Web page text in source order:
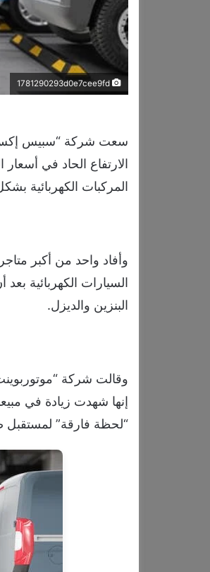
1781290293d0e7cee9fd
الارتفاع الحاد في
المركبات الكهربائية
وأفاد واحد من أكبر
السيارات الكهربائية بعد
البنزين والديزل.
وقالت شركة
إنها شهدت زيادة في
“لحظة فارقة” لمستقبل